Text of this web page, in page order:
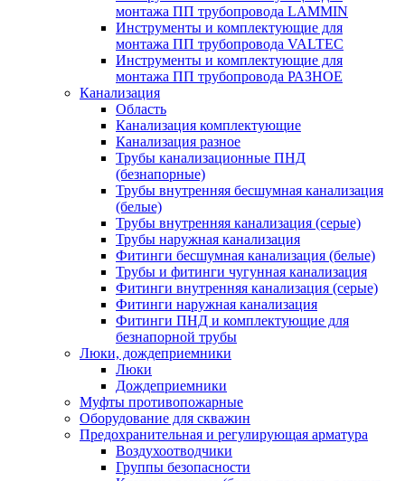
монтажа ПП трубопровода LAMMIN
Инструменты и комплектующие для
монтажа ПП трубопровода VALTEC
Инструменты и комплектующие для
монтажа ПП трубопровода РАЗНОЕ
Канализация
Область
Канализация комплектующие
Канализация разное
Трубы канализационные ПНД
(безнапорные)
Трубы внутренняя бесшумная канализация
(белые)
Трубы внутренняя канализация (серые)
Трубы наружная канализация
Фитинги бесшумная канализация (белые)
Трубы и фитинги чугунная канализация
Фитинги внутренняя канализация (серые)
Фитинги наружная канализация
Фитинги ПНД и комплектующие для
безнапорной трубы
Люки, дождеприемники
Люки
Дождеприемники
Муфты противопожарные
Оборудование для скважин
Предохранительная и регулирующая арматура
Воздухоотводчики
Группы безопасности